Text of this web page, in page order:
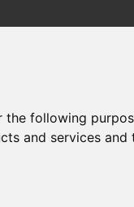
the following
and services